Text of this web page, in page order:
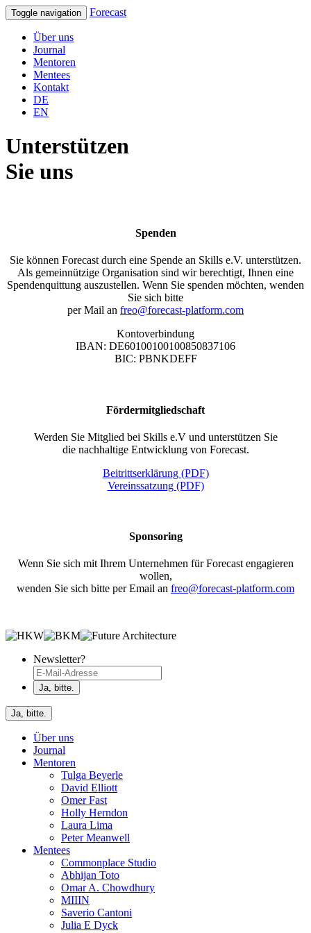
Toggle navigation Forecast
Über uns
Journal
Mentoren
Mentees
Kontakt
DE
EN
Unterstützen
Sie uns
Spenden
Sie können Forecast durch eine Spende an Skills e.V. unterstützen.
Als gemeinnützige Organisation sind wir berechtigt, Ihnen eine
Spendenquittung auszustellen. Wenn Sie spenden möchten, wenden
Sie sich bitte
per Mail an freo@forecast-platform.com
Kontoverbindung
IBAN: DE60100100100850837106
BIC: PBNKDEFF
Fördermitgliedschaft
Werden Sie Mitglied bei Skills e.V und unterstützen Sie
die nachhaltige Entwicklung von Forecast.
Beitrittserklärung (PDF)
Vereinssatzung (PDF)
Sponsoring
Wenn Sie sich mit Ihrem Unternehmen für Forecast engagieren
wollen,
wenden Sie sich bitte per Email an freo@forecast-platform.com
Newsletter?
Ja, bitte.
Über uns
Journal
Mentoren
Tulga Beyerle
David Elliott
Omer Fast
Holly Herndon
Laura Lima
Peter Meanwell
Mentees
Commonplace Studio
Abhijan Toto
Omar A. Chowdhury
MIIIN
Saverio Cantoni
Julia E Dyck